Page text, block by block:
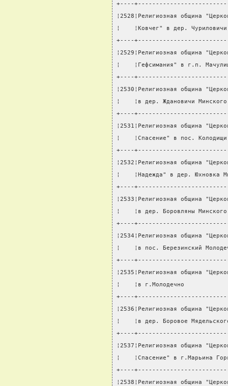
+----
¦2528¦Религиозная община
¦    ¦Ковчег" в дер.
+----
¦2529¦Религиозная община
¦    ¦Гефсимания" в г.п.
+----
¦2530¦Религиозная община
¦    ¦в дер. Ждановичи
+----
¦2531¦Религиозная община
¦    ¦Спасение" в пос.
+----
¦2532¦Религиозная община
¦    ¦Надежда" в дер.
+----
¦2533¦Религиозная община
¦    ¦в дер. Боровляны
+----
¦2534¦Религиозная община
¦    ¦в пос. Березинский
+----
¦2535¦Религиозная община
¦    ¦в г.Молодечно
+----
¦2536¦Религиозная община
¦    ¦в дер. Боровое
+----
¦2537¦Религиозная община
¦    ¦Спасение" в
+----
¦2538¦Религиозная община